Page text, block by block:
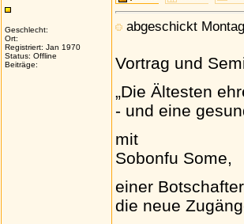
Geschlecht:
Ort:
Registriert: Jan 1970
Status: Offline
Beiträge:
abgeschickt
Vortrag und
„Die Ältesten
- und eine
mit
Sobonfu Some,
einer
die neue